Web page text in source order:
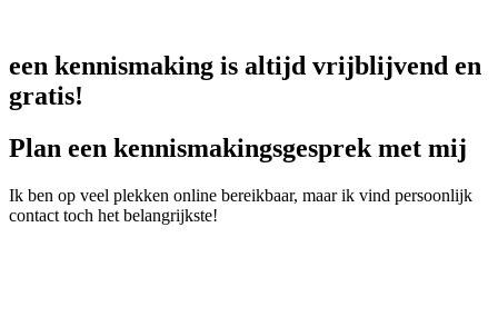
een kennismaking is altijd vrijblijvend en
gratis!
Plan een kennismakingsgesprek met mij
Ik ben op veel plekken online bereikbaar, maar ik vind persoonlijk
contact toch het belangrijkste!